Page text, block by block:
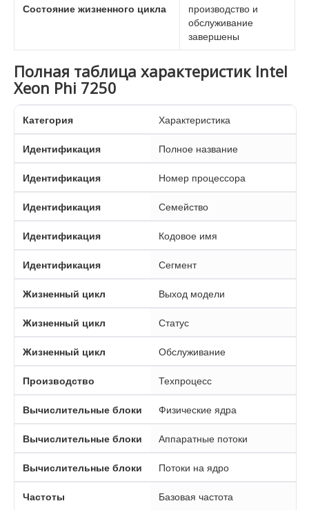
Состояние жизненного цикла
производство и
обслуживание
завершены
Полная таблица характеристик Intel
Xeon Phi 7250
Категория Характеристика
Идентификация Полное название
Идентификация Номер процессора
Идентификация Семейство
Идентификация Кодовое имя
Идентификация Сегмент
Жизненный цикл Выход модели
Жизненный цикл Статус
Жизненный цикл Обслуживание
Производство Техпроцесс
Вычислительные блоки Физические ядра
Вычислительные блоки Аппаратные потоки
Вычислительные блоки Потоки на ядро
Частоты Базовая частота